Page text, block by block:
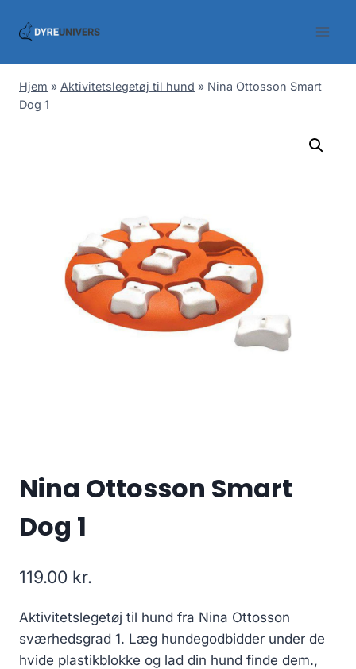
Hjem » Aktivitetslegetøj til hund » Nina Ottosson Smart
Dog 1
Nina Ottosson Smart
Dog 1
119.00 kr.
Aktivitetslegetøj til hund fra Nina Ottosson
sværhedsgrad 1. Læg hundegodbidder under de
hvide plastikblokke og lad din hund finde dem.,